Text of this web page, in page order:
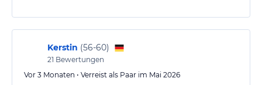
Kerstin (56-60)
21 Bewertungen
Vor 3 Monaten • Verreist als Paar im Mai 2026